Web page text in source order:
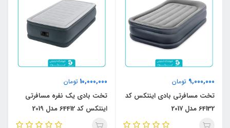
9,000,000 تومان
تخت مسافرتی بادی اینتکس کد
64132 مدل 2017
10,000,000 تومان
تخت بادی یک نفره مسافرتی
اینتکس کد 64412 مدل 2019